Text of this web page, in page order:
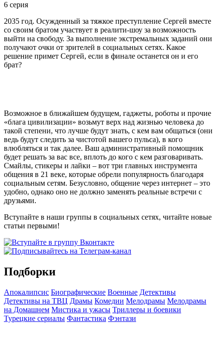
6 серия
2035 год. Осужденный за тяжкое преступление Сергей вместе
со своим братом участвует в реалити-шоу за возможность
выйти на свободу. За выполнение экстремальных заданий они
получают очки от зрителей в социальных сетях. Какое
решение примет Сергей, если в финале останется он и его
брат?
Возможное в ближайшем будущем, гаджеты, роботы и прочие
«блага цивилизации» возьмут верх над жизнью человека до
такой степени, что лучше будут знать, с кем вам общаться (они
ведь будут следить за чистотой вашего пульса), в кого
влюбляться и так далее. Ваш административный помощник
будет решать за вас все, вплоть до кого с кем разговаривать.
Смайлы, стикеры и лайки – вот три главных инструмента
общения в 21 веке, которые обрели популярность благодаря
социальным сетям. Безусловно, общение через интернет – это
удобно, однако оно не должно заменять реальные встречи с
друзьями.
Вступайте в наши группы в социальных сетях, читайте новые
статьи первыми!
Подборки
Апокалипсис Биографические Военные Детективы
Детективы на ТВЦ Драмы Комедии Мелодрамы Мелодрамы
на Домашнем Мистика и ужасы Триллеры и боевики
Турецкие сериалы Фантастика Фэнтази